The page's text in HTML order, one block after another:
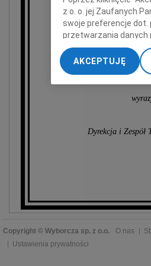
Dyrekcja i Zespół
Copyright © Wyborcza sp. z o.o. O nas
Ustawienia prywatności
z o. o. jej Zaufanych
swoje preferencje dot.
przetwarzania danych
„Ustawienia
My, nasi Zaufani
dokładnych danych
Przechowywanie
treści, badnie
AKCEPTUJĘ